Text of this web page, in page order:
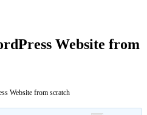
Website from
Website from scratch